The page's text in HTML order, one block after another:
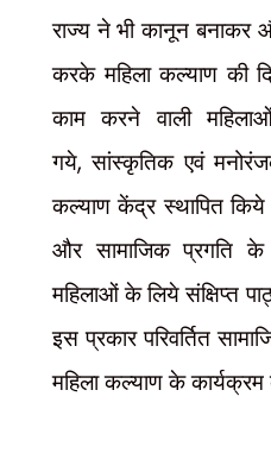
राज्य ने भी कानून बनाकर
करके महिला कल्याण की
काम करने वाली
गये,सांस्कृतिक एवं
कल्याण केंद्र स्थापित
और सामाजिक प्रगति
महिलाओं के लिये संक्षिप्त
इस प्रकार परिवर्तित
महिला कल्याण के